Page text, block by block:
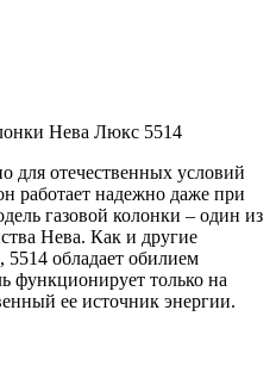
для отечественных условий
работает надежно даже при
газовой колонки – один из
Нева. Как и другие
5514 обладает обилием
функционирует только на
ее источник энергии.